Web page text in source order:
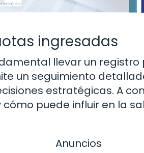
ingresadas
llevar un
un seguimiento
estratégicas. A
puede influir en la
Anuncios